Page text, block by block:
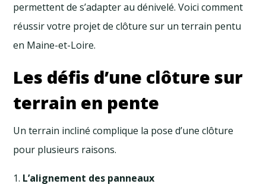
permettent de s’adapter au dénivelé. Voici comment
réussir votre projet de clôture sur un terrain pentu
en Maine-et-Loire.
Les défis d’une clôture sur
terrain en pente
Un terrain incliné complique la pose d’une clôture
pour plusieurs raisons.
L’alignement des panneaux